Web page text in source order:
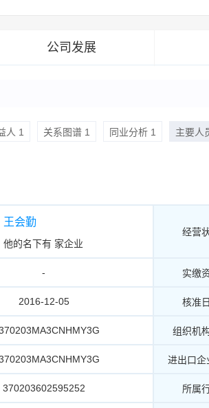
公司发展
人 1 关系图谱 1 同业分析 1 主要人
王会勤
他的名下有 家企业
经营
- 实缴
2016-12-05 核准
组织机
进出口企
370203602595252 所属